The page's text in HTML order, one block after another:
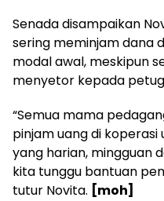
Senada disampaikan
sering meminjam dana
modal awal, meskipun
menyetor kepada
“Semua mama
pinjam uang di koperasi
yang harian, mingguan
kita tunggu bantuan
tutur Novita. [moh]